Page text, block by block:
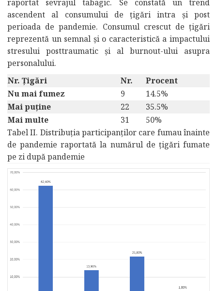
raportat sevrajul tabagic. Se constată un trend
ascendent al consumului de țigări intra și post
perioada de pandemie. Consumul crescut de țigări
reprezentă un semnal și o caracteristică a impactului
stresului posttraumatic și al burnout-ului asupra
personalului.
Nr. Țigări
Nr.
Procent
Nu mai fumez
9
14.5%
Mai puține
22
35.5%
Mai multe
31
50%
Tabel II. Distribuția participanților care fumau înainte
de pandemie raportată la numărul de țigări fumate
pe zi după pandemie